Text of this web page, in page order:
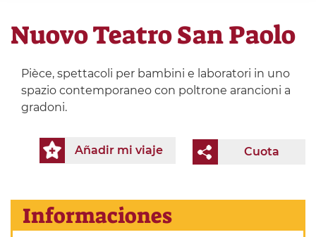
here
Nuovo Teatro San Paolo
Pièce, spettacoli per bambini e laboratori in uno
spazio contemporaneo con poltrone arancioni a
gradoni.
Cuota
Añadir mi viaje
Informaciones